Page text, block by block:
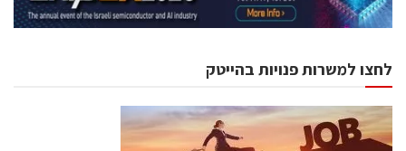
לחצו למשרות פנויות בהייטק